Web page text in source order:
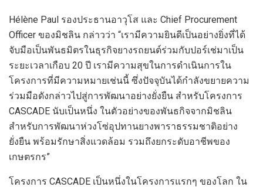
Hélène Paul รองประธานอาวุโส และ Chief Procurement
Officer ของมิชลิน กล่าวว่า “เรามีความยินดีเป็นอย่างยิ่งที่ได้
จับมือเป็นพันธมิตรในธุรกิจยางรถยนต์ร่วมกับปอร์เช่มาเป็น
ระยะเวลาเกือบ 20 ปี เรามีความสุขในการดำเนินการใน
โครงการที่มีความหมายเช่นนี้ ซึ่งปัจจุบันได้กำลังขยายความ
ร่วมมือดังกล่าวไปสู่การพัฒนาอย่างยั่งยืน สำหรับโครงการ
CASCADE นับเป็นหนึ่ง ในตัวอย่างของพันธกิจจากมิชลิน
สำหรับการพัฒนาห่วงโซ่อุปทานยางพาราธรรมชาติอย่าง
ยั่งยืน พร้อมรักษาสิ่งแวดล้อม รวมถึงยกระดับอาชีพของ
เกษตรกร”
โครงการ CASCADE เป็นหนึ่งในโครงการแรกๆ ของโลก ใน